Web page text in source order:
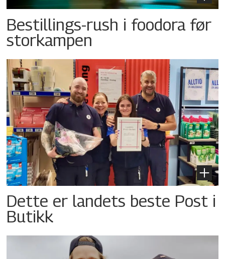
Bestillings-rush i foodora før
storkampen
Dette er landets beste Post i
Butikk